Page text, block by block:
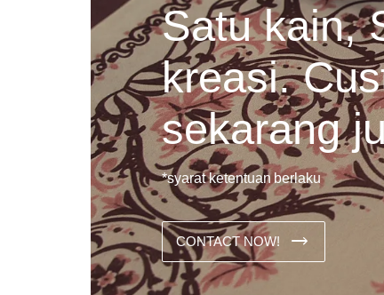
Satu kain,
kreasi.
sekarang
*syarat ketentuan berlaku
CONTACT NOW!